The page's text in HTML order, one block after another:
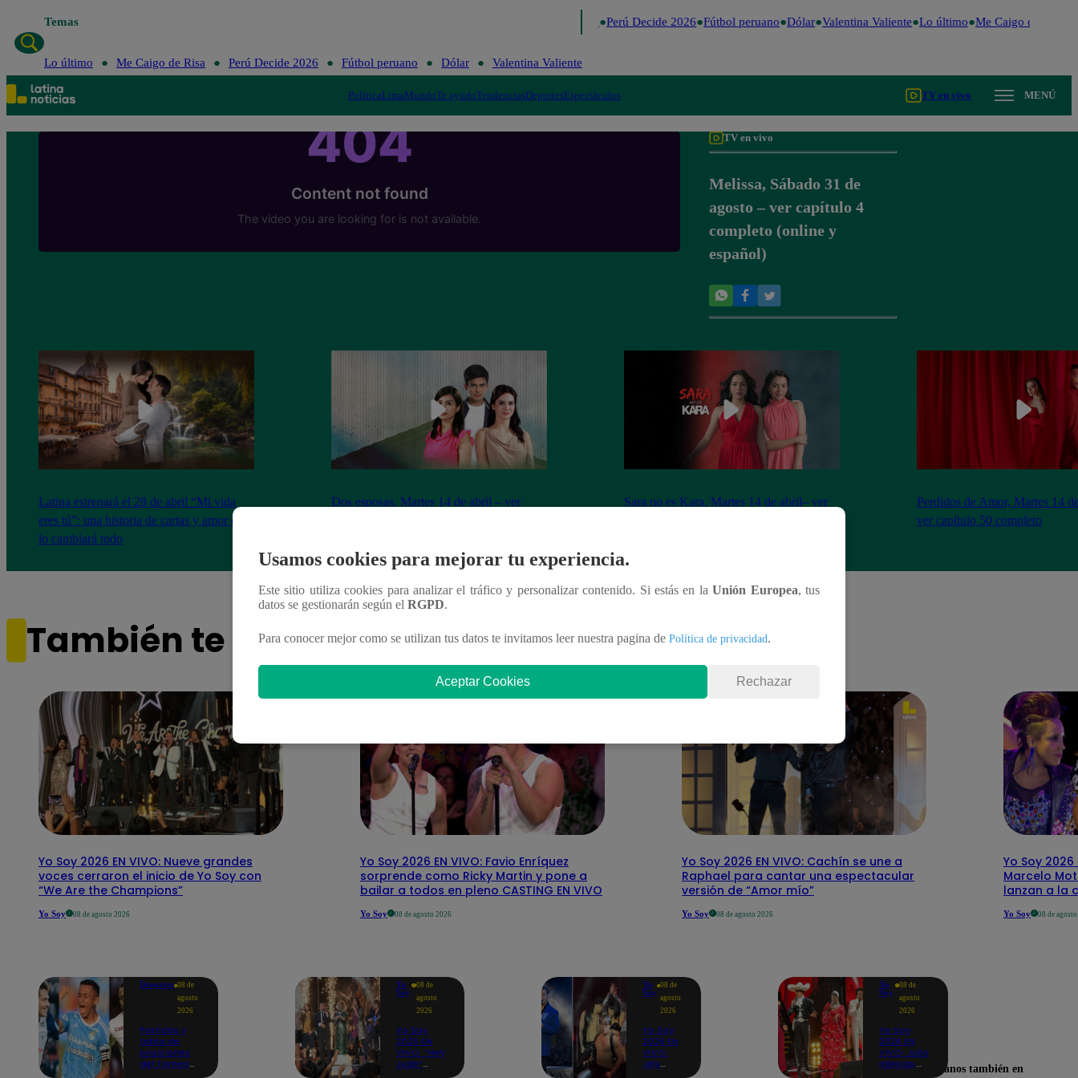
Temas Perú Decide 2026 Fútbol peruano Dólar Valentina Valiente Lo último Me Caigo de Risa
Lo último Me Caigo de Risa Perú Decide 2026 Fútbol peruano Dólar Valentina Valiente
PolíticaLimaMundoTe ayudoTendenciasDeportesEspectáculos TV en vivo MENÚ
TV en vivo
Melissa, Sábado 31 de
agosto – ver capítulo 4
completo (online y
español)
Latina estrenará el 28 de abril “Mi vida
eres tú”: una historia de cartas y amor que
lo cambiará todo
Dos esposas, Martes 14 de abril – ver
Sara no es Kara, Martes 14 de abril– ver
Perdidos de Amor, Martes 14
ver capítulo 50 completo
También te puede interesar
Yo Soy 2026 EN VIVO: Nueve grandes
voces cerraron el inicio de Yo Soy con
“We Are the Champions”
Yo Soy 08 de agosto 2026
Yo Soy 2026 EN VIVO: Favio Enríquez
sorprende como Ricky Martin y pone a
bailar a todos en pleno CASTING EN VIVO
Yo Soy 08 de agosto 2026
Yo Soy 2026 EN VIVO: Cachín se une a
Raphael para cantar una espectacular
versión de “Amor mío”
Yo Soy 08 de agosto 2026
Yo Soy 2026
Marcelo
lanzan a la
Yo Soy 08 de
Deportes 08 de
agosto
2026
Partidos y
tabla de
posiciones
del Torneo
Yo
Soy
08 de
agosto
2026
Yo Soy
2026 EN
VIVO: “Hey
Jude”
Yo
Soy
08 de
agosto
2026
Yo Soy
2026 EN
VIVO:
Jely
Yo
Soy
08 de
agosto
2026
Yo Soy
2026 EN
VIVO: Julio
Iglesias,
Usamos cookies para mejorar tu experiencia.
Este sitio utiliza cookies para analizar el tráfico y personalizar contenido. Si estás en laUnión Europea, tus
datos se gestionarán según el RGPD.
Para conocer mejor como se utilizan tus datos te invitamos leer nuestra pagina de Política de privacidad.
Aceptar Cookies Rechazar
Encuéntranos también en